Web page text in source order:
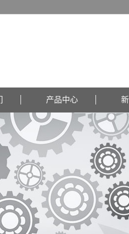
产品中心